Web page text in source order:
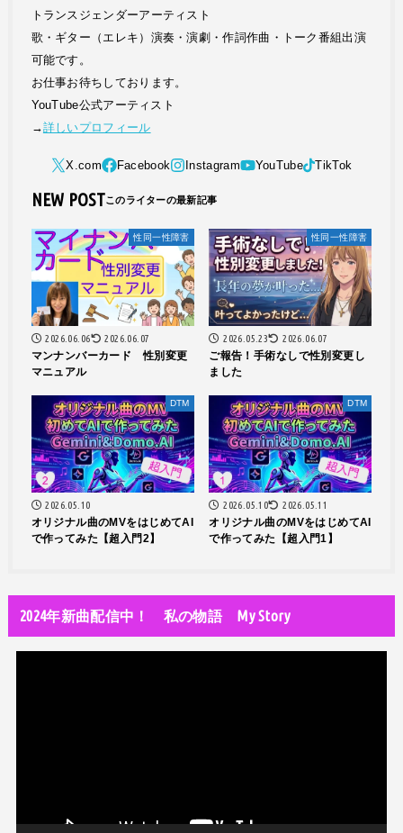
トランスジェンダーアーティスト
歌・ギター（エレキ）演奏・演劇・作詞作曲・トーク番組出演
可能です。
お仕事お待ちしております。
YouTube公式アーティスト
→詳しいプロフィール
NEW POST
性同一性障害
2026.06.06 2026.06.07
マンナンバーカード 性別変更
マニュアル
性同一性障害
2026.05.23 2026.06.07
ご報告！手術なしで性別変更し
ました
DTM
2026.05.10
オリジナル曲のMVをはじめてAI
で作ってみた【超入門2】
DTM
2026.05.10 2026.05.11
オリジナル曲のMVをはじめてAI
で作ってみた【超入門1】
2024年新曲配信中！ 私の物語 My Story